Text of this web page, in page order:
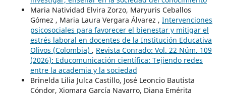
Maria Natividad Elvira Zorzo, Maryuris Ceballos
Gómez , Maria Laura Vergara Álvarez , Intervenciones
psicosociales para favorecer el bienestar y mitigar el
estrés laboral en docentes de la Institución Educativa
Olivos (Colombia) , Revista Conrado: Vol. 22 Núm. 109
(2026): Educomunicación científica: Tejiendo redes
entre la academia y la sociedad
Brinelda Lilia Julca Castillo, José Leoncio Bautista
Cóndor, Xiomara García Navarro, Diana Emérita